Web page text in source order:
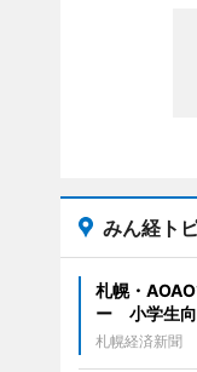
みん経ト
札幌・
ー 小学生向
札幌経済新聞